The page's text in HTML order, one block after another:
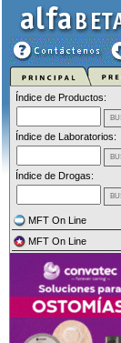
Índice de Productos:
Índice de Laboratorios:
Índice de Drogas:
MFT On Line
MFT On Line